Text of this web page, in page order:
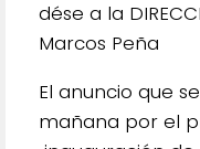
dése a la
Marcos Peña
El anuncio que
mañana por el